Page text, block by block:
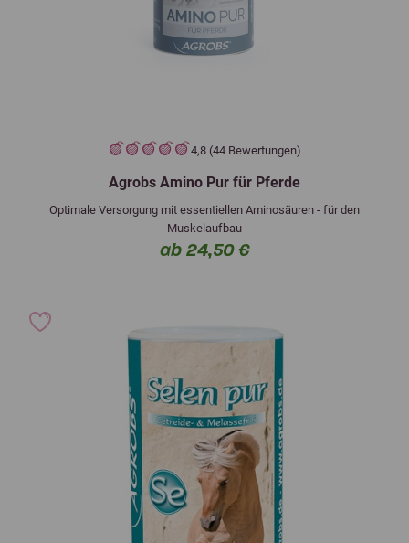
4,8 (44 Bewertungen)
Agrobs Amino Pur für Pferde
Optimale Versorgung mit essentiellen Aminosäuren - für den
Muskelaufbau
ab 24,50 €